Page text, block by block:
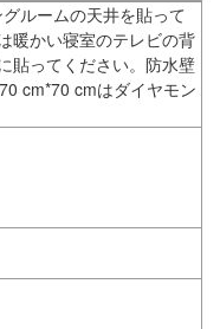
ルームの天井を貼って
暖かい寝室のテレビの背
貼ってください。防水壁
cm*70 cmはダイヤモン